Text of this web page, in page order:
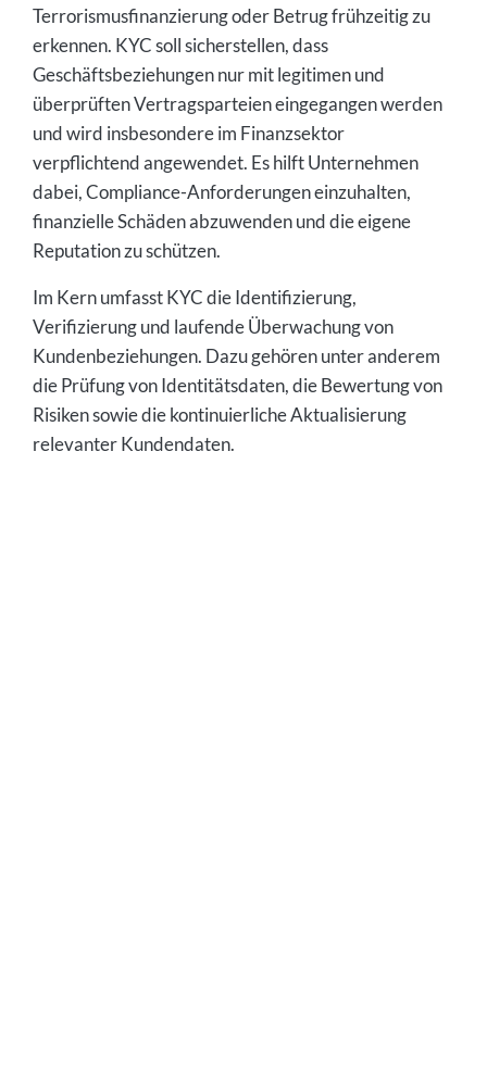
der Praxis
Wer wird im KYC-Prozess geprüft?
Schutz für Ihr Unternehmen
Terrorismusfinanzierung oder Betrug frühzeitig zu
erkennen. KYC soll sicherstellen, dass
Geschäftsbeziehungen nur mit legitimen und
überprüften Vertragsparteien eingegangen werden
und wird insbesondere im Finanzsektor
verpflichtend angewendet. Es hilft Unternehmen
dabei, Compliance-Anforderungen einzuhalten,
finanzielle Schäden abzuwenden und die eigene
Reputation zu schützen.
Im Kern umfasst KYC die Identifizierung,
Verifizierung und laufende Überwachung von
Kundenbeziehungen. Dazu gehören unter anderem
die Prüfung von Identitätsdaten, die Bewertung von
Risiken sowie die kontinuierliche Aktualisierung
relevanter Kundendaten.